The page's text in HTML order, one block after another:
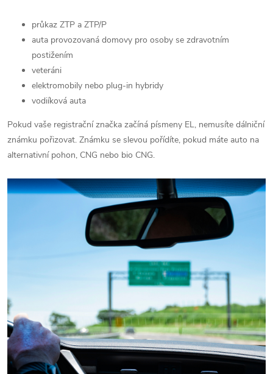
průkaz ZTP a ZTP/P
auta provozovaná domovy pro osoby se zdravotním
postižením
veteráni
elektromobily nebo plug-in hybridy
vodiíková auta
Pokud vaše registrační značka začíná písmeny EL, nemusíte dálniční
známku pořizovat. Známku se slevou pořídíte, pokud máte auto na
alternativní pohon, CNG nebo bio CNG.